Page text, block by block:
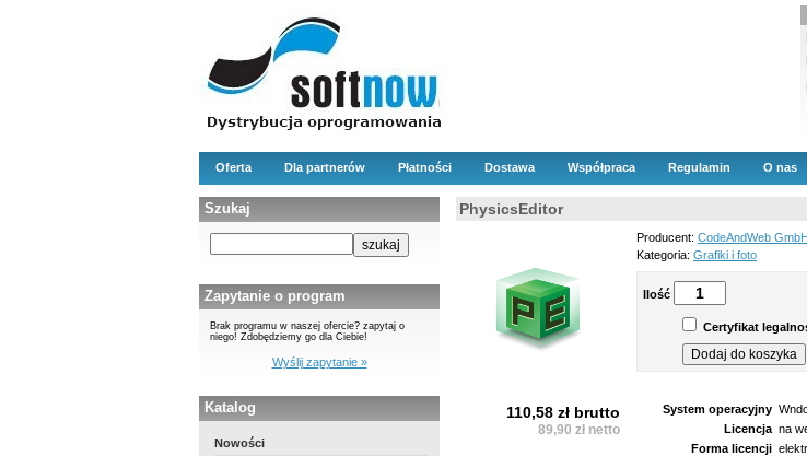
Oferta Dla partnerów Płatności Dostawa Współpraca Regulamin O nas
Szukaj
Zapytanie o program
Brak programu w naszej ofercie? zapytaj o
niego! Zdobędziemy go dla Ciebie!
Wyślij zapytanie »
Katalog
Nowości
PhysicsEditor
Producent: CodeAndWeb GmbH
Kategoria: Grafiki i foto
Ilość
Certyfikat
110,58 zł brutto
89,90 zł netto
System operacyjny
Licencja na
Forma licencji